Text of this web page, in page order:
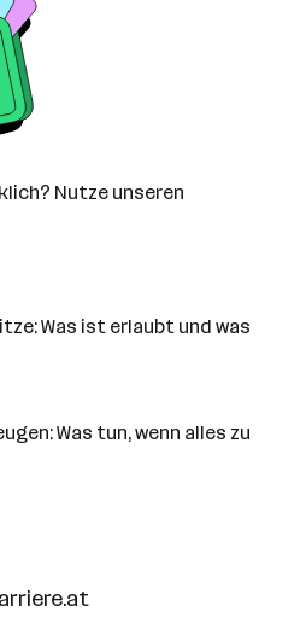
Nutze unseren
Was ist erlaubt und was
Was tun, wenn alles zu